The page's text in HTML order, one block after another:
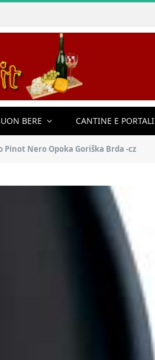
BERE CANTINE E PORTALI
Pinot Nero Opoka Goriška Brda -cz